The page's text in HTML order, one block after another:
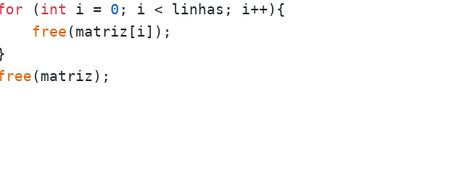
(int i = 0 ; i < linhas; i++){
free(matriz[i]);
(matriz);